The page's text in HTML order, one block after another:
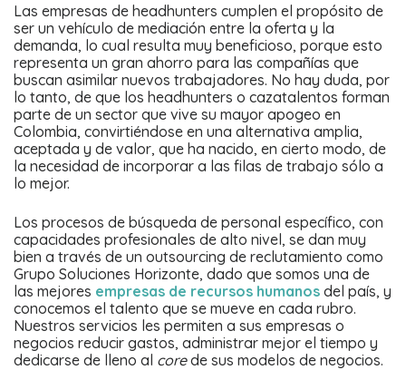
Las empresas de headhunters cumplen el propósito de
ser un vehículo de mediación entre la oferta y la
demanda, lo cual resulta muy beneficioso, porque esto
representa un gran ahorro para las compañías que
buscan asimilar nuevos trabajadores. No hay duda, por
lo tanto, de que los headhunters o cazatalentos forman
parte de un sector que vive su mayor apogeo en
Colombia, convirtiéndose en una alternativa amplia,
aceptada y de valor, que ha nacido, en cierto modo, de
la necesidad de incorporar a las filas de trabajo sólo a
lo mejor.
Los procesos de búsqueda de personal específico, con
capacidades profesionales de alto nivel, se dan muy
bien a través de un outsourcing de reclutamiento como
Grupo Soluciones Horizonte, dado que somos una de
las mejores empresas de recursos humanos del país, y
conocemos el talento que se mueve en cada rubro.
Nuestros servicios les permiten a sus empresas o
negocios reducir gastos, administrar mejor el tiempo y
dedicarse de lleno al corede sus modelos de negocios.